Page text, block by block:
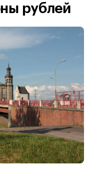
рублей